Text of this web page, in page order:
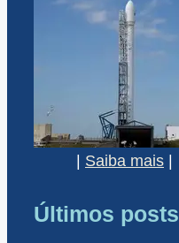
| Saiba mais |
Últimos posts